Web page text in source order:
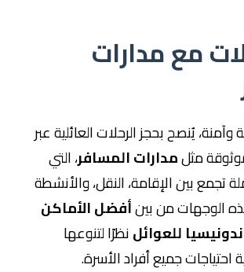
مع مدارات
يُنصح بحجز الرحلات العائلية عبر
مثلمدارات المسافر، التي
تجمع بين الإقامة، النقل، والأنشطة
الوجهات من بينأفضل الأماكن
للعوائلنظرًا لتنوعها
احتياجات جميع أفراد الأسرة.